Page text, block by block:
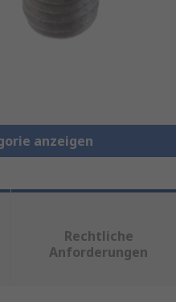
anzeigen
Rechtliche
Anforderungen